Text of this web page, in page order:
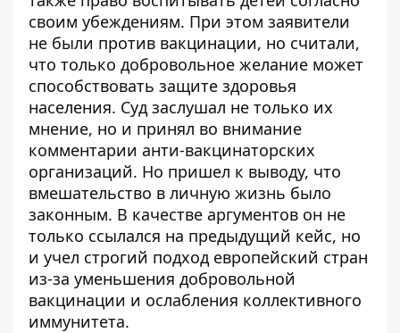
своим убеждениям. При этом заявители
не были против вакцинации, но считали,
что только добровольное желание может
способствовать защите здоровья
населения. Суд заслушал не только их
мнение, но и принял во внимание
комментарии анти-вакцинаторских
организаций. Но пришел к выводу, что
вмешательство в личную жизнь было
законным. В качестве аргументов он не
только ссылался на предыдущий кейс, но
и учел строгий подход европейский стран
из-за уменьшения добровольной
вакцинации и ослабления коллективного
иммунитета.